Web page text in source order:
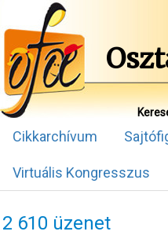
Cikkarchívum
Virtuális Kongresszus
2 610 üzenet